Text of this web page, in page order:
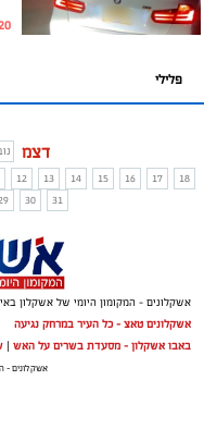
פלילי
דצמ
12 13 14 15 16 17
18
30 31
אשקלונים - המקומון היומי של אשקלון
אשקלונים טאצ - כל העיר במרחק נגיעה
באבו אשקלון - מסעדת בשרים על האש |
אשקלונים -